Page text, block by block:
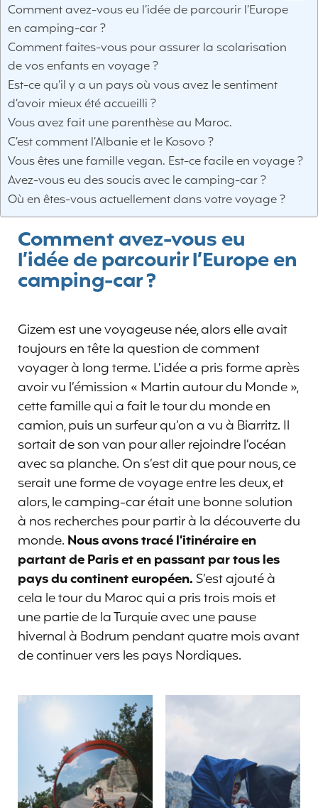
Comment avez-vous eu l’idée de parcourir l’Europe
en camping-car ?
Comment faites-vous pour assurer la scolarisation
de vos enfants en voyage ?
Est-ce qu’il y a un pays où vous avez le sentiment
d’avoir mieux été accueilli ?
Vous avez fait une parenthèse au Maroc.
C’est comment l’Albanie et le Kosovo ?
Vous êtes une famille vegan. Est-ce facile en voyage ?
Avez-vous eu des soucis avec le camping-car ?
Où en êtes-vous actuellement dans votre voyage ?
Comment avez-vous eu
l’idée de parcourir l’Europe en
camping-car ?
Gizem est une voyageuse née, alors elle avait
toujours en tête la question de comment
voyager à long terme. L’idée a pris forme après
avoir vu l’émission « Martin autour du Monde »,
cette famille qui a fait le tour du monde en
camion, puis un surfeur qu’on a vu à Biarritz. Il
sortait de son van pour aller rejoindre l’océan
avec sa planche. On s’est dit que pour nous, ce
serait une forme de voyage entre les deux, et
alors, le camping-car était une bonne solution
à nos recherches pour partir à la découverte du
monde. Nous avons tracé l’itinéraire en
partant de Paris et en passant par tous les
pays du continent européen.S’est ajouté à
cela le tour du Maroc qui a pris trois mois et
une partie de la Turquie avec une pause
hivernal à Bodrum pendant quatre mois avant
de continuer vers les pays Nordiques.